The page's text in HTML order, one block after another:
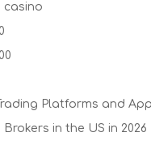
casino
Platforms and
in the US in 2026